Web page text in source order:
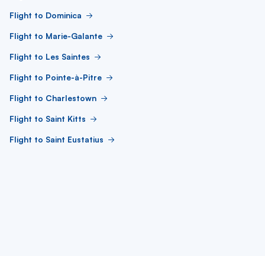
Flight to Dominica
Flight to Marie-Galante
Flight to Les Saintes
Flight to Pointe-à-Pitre
Flight to Charlestown
Flight to Saint Kitts
Flight to Saint Eustatius